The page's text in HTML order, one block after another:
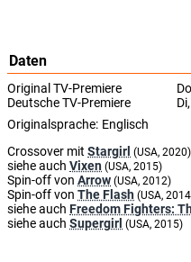
Daten
Original TV-Premiere
Deutsche TV-Premiere
Originalsprache: Englisch
Crossover mit Stargirl (USA, 2020)
siehe auch Vixen (USA, 2015)
Spin-off von Arrow (USA, 2012)
Spin-off von The Flash (USA,
siehe auch Freedom Fighters:
siehe auch Supergirl (USA, 2015)